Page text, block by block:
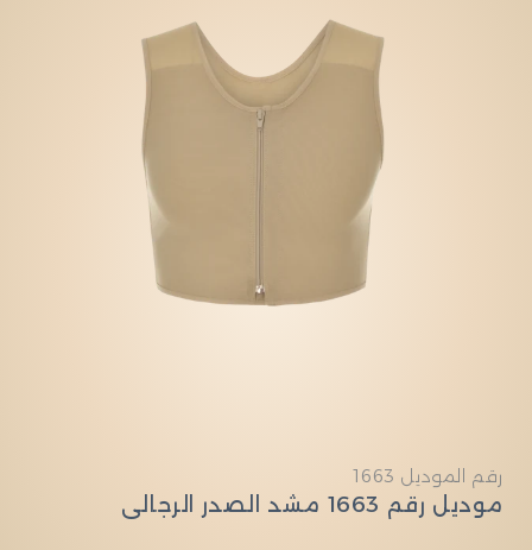
النوع:
رقم الموديل 1663
موديل رقم 1663 مشد الصدر الرجالي